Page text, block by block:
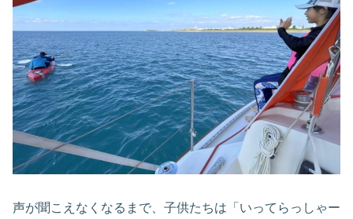
声が聞こえなくなるまで、子供たちは「いってらっしゃー